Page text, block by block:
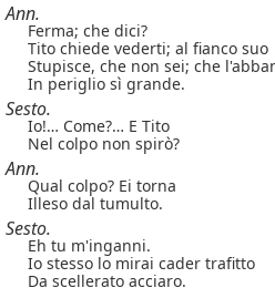
Ann.
Ferma; che dici?
Tito chiede vederti; al fianco suo
Stupisce, che non sei; che
In periglio sì grande.
Sesto.
Io!… Come?… E Tito
Nel colpo non spirò?
Ann.
Qual colpo? Ei torna
Illeso dal tumulto.
Sesto.
Eh tu m'inganni.
Io stesso lo mirai cader trafitto
Da scellerato acciaro.